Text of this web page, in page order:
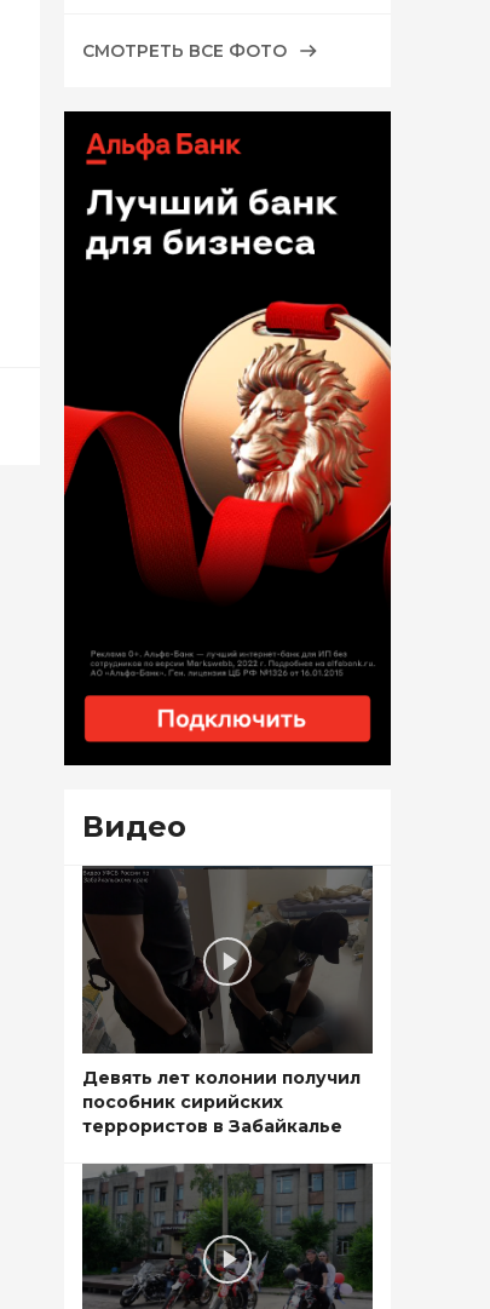
СМОТРЕТЬ ВСЕ ФОТО
Видео
Девять лет колонии получил
пособник сирийских
террористов в Забайкалье